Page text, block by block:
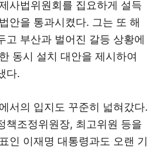
사법위원회를 집요하게 설득
안을 통과시켰다. 그는 또 해
고 부산과 벌어진 갈등 상황에
동시 설치 대안을 제시하여
다.
서의 입지도 꾸준히 넓혀갔다.
책조정위원장, 최고위원 등을
인 이재명 대통령과도 오랜 기